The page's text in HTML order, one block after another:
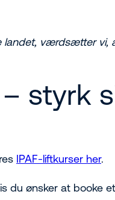
værdsætter vi,
styrk
IPAF-liftkurser her.
du ønsker at booke